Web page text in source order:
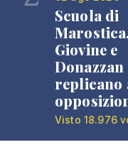
Scuola di
Giovine e
Donazzan
replicano
Visto 18.976